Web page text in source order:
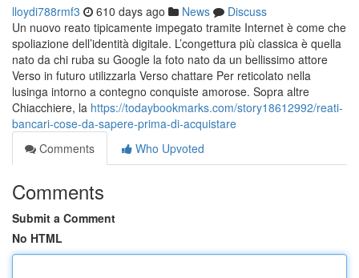
lloydi788rmf3 610 days ago News
Discuss
Un nuovo reato tipicamente impegato tramite Internet è come che
spoliazione dell’identità digitale. L’congettura più classica è quella
nato da chi ruba su Google la foto nato da un bellissimo attore
Verso in futuro utilizzarla Verso chattare Per reticolato nella
lusinga intorno a contegno conquiste amorose. Sopra altre
Chiacchiere, la https://todaybookmarks.com/story18612992/reati-
bancari-cose-da-sapere-prima-di-acquistare
Comments
Who Upvoted
Comments
Submit a Comment
No HTML